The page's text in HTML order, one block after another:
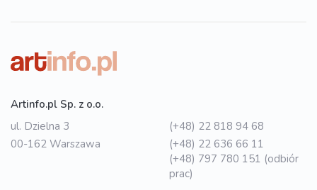
Artinfo.pl Sp. z o.o.
ul. Dzielna 3
00-162 Warszawa
(+48) 22 818 94 68
(+48) 22 636 66 11
(+48) 797 780 151 (odbiór
prac)